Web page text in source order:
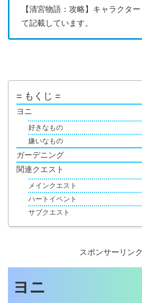
【清宮物語：攻略】キャラクター
て記載しています。
= もくじ =
ヨニ
好きなもの
嫌いなもの
ガーデニング
関連クエスト
メインクエスト
ハートイベント
サブクエスト
スポンサーリンク
ヨニ